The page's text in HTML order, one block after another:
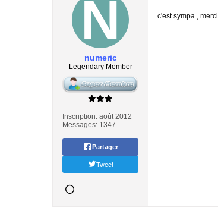
numeric
Legendary Member
Inscription: août 2012
Messages: 1347
Partager
Tweet
c'est sympa , merci